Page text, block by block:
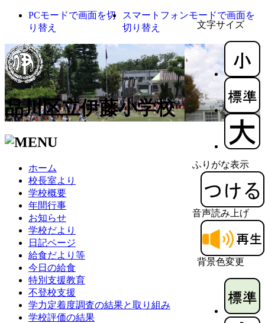
文字サイズ
ふりがな表示
音声読み上げ
背景色変更
PCモードで画面を切
り替え
スマートフォンモードで画面を
切り替え
品川区立伊藤小学校
ホーム
校長室より
学校概要
年間行事
お知らせ
学校だより
日記ページ
給食だより等
今日の給食
特別支援教育
不登校支援
学力定着度調査の結果と取り組み
学校評価の結果